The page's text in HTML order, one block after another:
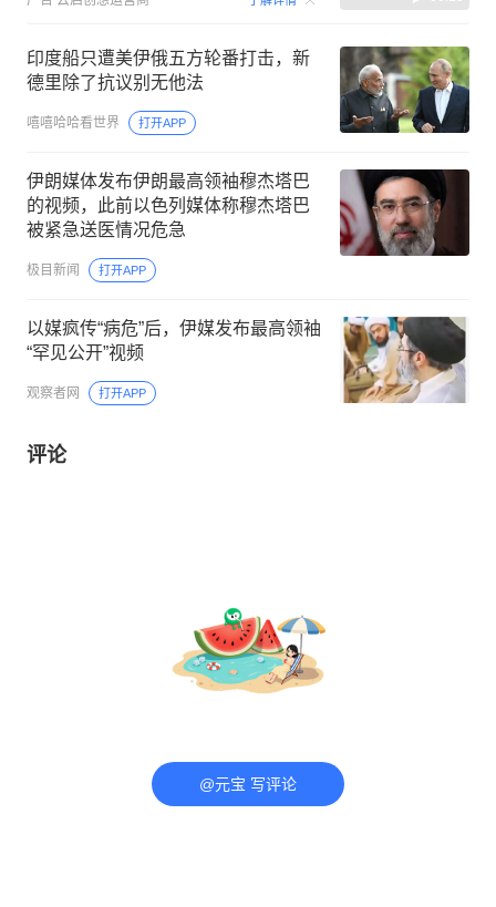
印度船只遭美伊俄五方轮番打击，新
德里除了抗议别无他法
嘻嘻哈哈看世界 打开APP
伊朗媒体发布伊朗最高领袖穆杰塔巴
的视频，此前以色列媒体称穆杰塔巴
被紧急送医情况危急
极目新闻 打开APP
以媒疯传“病危”后，伊媒发布最高领袖
“罕见公开”视频
观察者网 打开APP
评论
@元宝 写评论